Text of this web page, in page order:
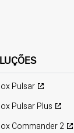
Pulsar
Pulsar Plus
Commander 2